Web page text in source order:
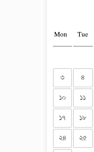
Mon Tue
৩
৪
১০
১১
১৭
১৮
২৪
২৫